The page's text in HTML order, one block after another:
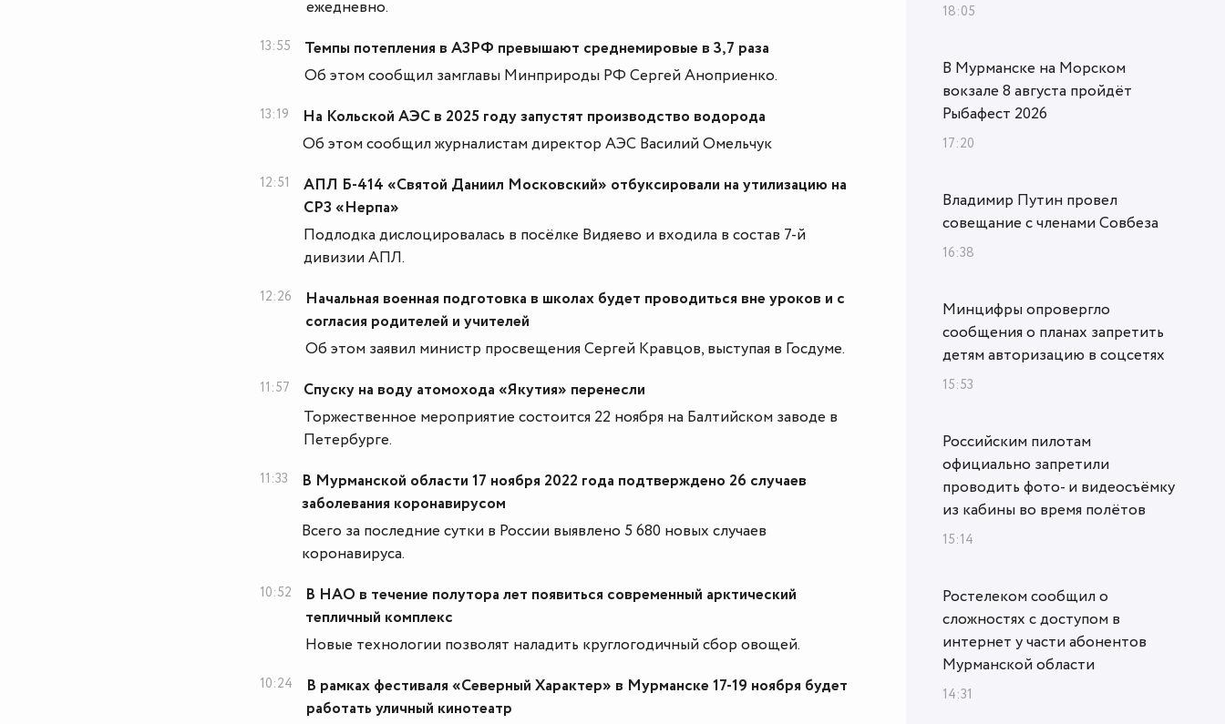
ежедневно.
13:55
Темпы потепления в АЗРФ превышают среднемировые в 3,7 раза
Об этом сообщил замглавы Минприроды РФ Сергей Аноприенко.
13:19
На Кольской АЭС в 2025 году запустят производство водорода
Об этом сообщил журналистам директор АЭС Василий Омельчук
12:51
АПЛ Б-414 «Святой Даниил Московский» отбуксировали на утилизацию на
СРЗ «Нерпа»
Подлодка дислоцировалась в посёлке Видяево и входила в состав 7-й
дивизии АПЛ.
12:26
Начальная военная подготовка в школах будет проводиться вне уроков и с
согласия родителей и учителей
Об этом заявил министр просвещения Сергей Кравцов, выступая в Госдуме.
11:57
Спуску на воду атомохода «Якутия» перенесли
Торжественное мероприятие состоится 22 ноября на Балтийском заводе в
Петербурге.
11:33
В Мурманской области 17 ноября 2022 года подтверждено 26 случаев
заболевания коронавирусом
Всего за последние сутки в России выявлено 5 680 новых случаев
коронавируса.
10:52
В НАО в течение полутора лет появиться современный арктический
тепличный комплекс
Новые технологии позволят наладить круглогодичный сбор овощей.
10:24
В рамках фестиваля «Северный Характер» в Мурманске 17-19 ноября будет
работать уличный кинотеатр
18:05
В Мурманске на Морском
вокзале 8 августа пройдёт
Рыбафест 2026
17:20
Владимир Путин провел
совещание с членами Совбеза
16:38
Минцифры опровергло
сообщения о планах запретить
детям авторизацию в соцсетях
15:53
Российским пилотам
официально запретили
проводить фото- и видеосъёмку
из кабины во время полётов
15:14
Ростелеком сообщил о
сложностях с доступом в
интернет у части абонентов
Мурманской области
14:31